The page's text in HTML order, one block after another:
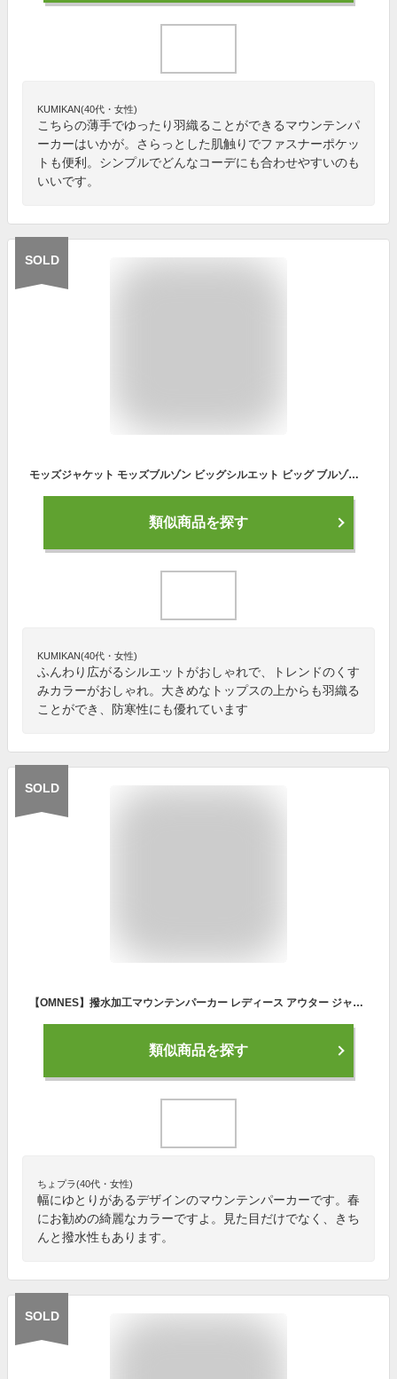
KUMIKAN(40代・女性)
こちらの薄手でゆったり羽織ることができるマウンテンパ
ーカーはいかが。さらっとした肌触りでファスナーポケッ
トも便利。シンプルでどんなコーデにも合わせやすいのも
いいです。
SOLD
モッズジャケット モッズブルゾン ビッグシルエット ビッグ ブルゾン ジャケット モッズ マウンテンパーカー レディース アウター 羽織り 春アウター 春 秋 秋冬 ピンク ベージュ アイボリー おしゃれ かわいい 防寒 ライトジャケット ミリタリージャケット clf-171【P】[□]
類似商品を探す
KUMIKAN(40代・女性)
ふんわり広がるシルエットがおしゃれで、トレンドのくす
みカラーがおしゃれ。大きめなトップスの上からも羽織る
ことができ、防寒性にも優れています
SOLD
【OMNES】撥水加工マウンテンパーカー レディース アウター ジャケット 長袖 カジュアル ボタン ジップアップ HAPTIC ハプティック
類似商品を探す
ちょプラ(40代・女性)
幅にゆとりがあるデザインのマウンテンパーカーです。春
にお勧めの綺麗なカラーですよ。見た目だけでなく、きち
んと撥水性もあります。
SOLD